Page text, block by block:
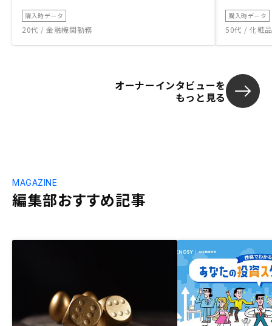
購入時データ
20代 / 金融機関勤務
購入時データ
50代 / 化粧
オーナーインタビューを
もっと見る
編集部おすすめ記事
MAGAZINE